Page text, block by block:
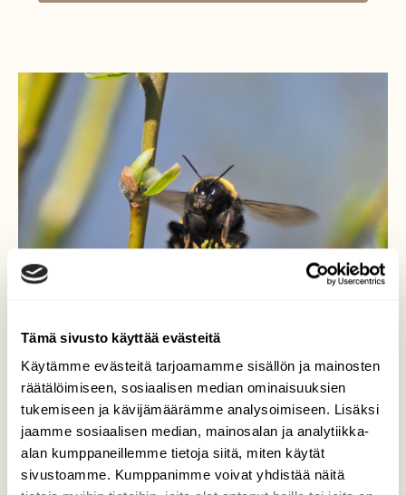
Tämä sivusto käyttää evästeitä
Käytämme evästeitä tarjoamamme sisällön ja mainosten
räätälöimiseen, sosiaalisen median ominaisuuksien
tukemiseen ja kävijämäärämme analysoimiseen. Lisäksi
jaamme sosiaalisen median, mainosalan ja analytiikka-
alan kumppaneillemme tietoja siitä, miten käytät
sivustoamme. Kumppanimme voivat yhdistää näitä
Kimalainen.
Säiden vihdoin lämmettyä ovat monen